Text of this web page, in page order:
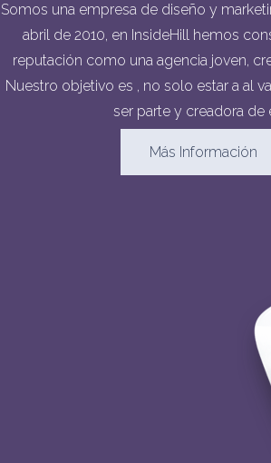
Somos una empresa de diseño y
abril de 2010, en InsideHill hemos
reputación como una agencia joven,
Nuestro objetivo es , no solo estar a al
ser parte y creadora de
Más Información